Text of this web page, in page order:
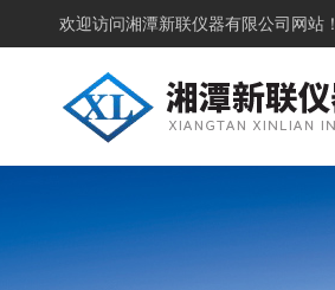
欢迎访问湘潭新联仪器有限公司网站！